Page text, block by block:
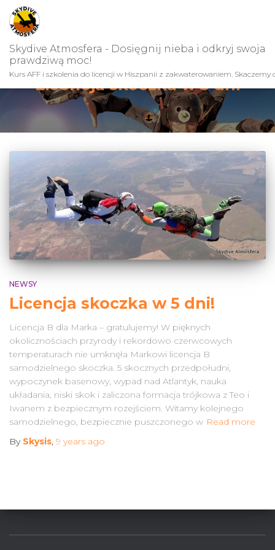
Skydive Atmosfera - Dosięgnij nieba i odkryj swoja
prawdziwą moc!
Kurs AFF i szkolenia do licencji w Hiszpanii z zakwaterowaniem. Skaczemy
Licencja skoczka w 5 dni
NEWSY
Licencja skoczka w 5 dni!
Licencja B dla Marka – gratulujemy! W pięknych
okolicznościach przyrody i rekordowo czerwcowych
temperaturach nie umknęła Markowi licencja B
samodzielnego skoczka. 5 skocznych przedpołudni,
wypoczynek basenowy, wypad nad Atlantyk, nauka
układania, niski skok i zaliczona formacja trójkowa z Teo i
Iwanem z bezpiecznym rozejściem. Witamy kolejnego
samodzielnego, bezpiecznie puszczonego w Read more
By Skysis, 9 years ago